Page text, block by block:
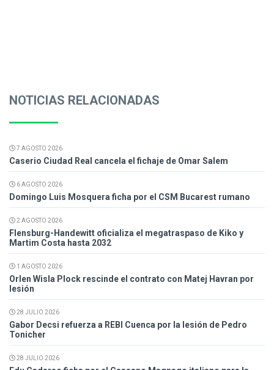
NOTICIAS RELACIONADAS
7 AGOSTO 2026
Caserio Ciudad Real cancela el fichaje de Omar Salem
6 AGOSTO 2026
Domingo Luis Mosquera ficha por el CSM Bucarest rumano
2 AGOSTO 2026
Flensburg-Handewitt oficializa el megatraspaso de Kiko y
Martim Costa hasta 2032
1 AGOSTO 2026
Orlen Wisla Plock rescinde el contrato con Matej Havran por
lesión
28 JULIO 2026
Gabor Decsi refuerza a REBI Cuenca por la lesión de Pedro
Tonicher
28 JULIO 2026